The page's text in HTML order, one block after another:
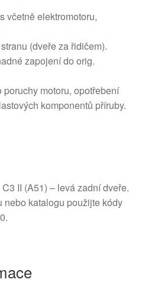
včetně elektromotoru,
(dveře za řidičem).
zapojení do orig.
motoru, opotřebení
komponentů příruby.
II (A51) – levá zadní dveře.
nebo katalogu použijte kódy